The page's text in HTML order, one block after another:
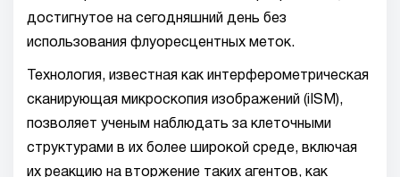
достигнутое на сегодняшний день без
использования флуоресцентных меток.
Технология, известная как интерферометрическая
сканирующая микроскопия изображений (iISM),
позволяет ученым наблюдать за клеточными
структурами в их более широкой среде, включая
их реакцию на вторжение таких агентов, как